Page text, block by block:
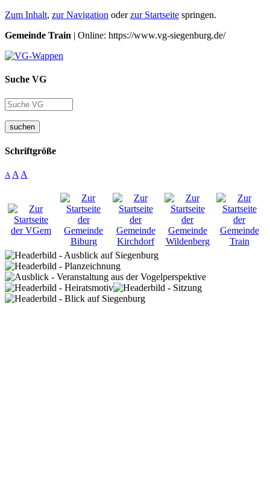
Zum Inhalt, zur Navigation oderzur Startseite springen.
Gemeinde Train | Online: https://www.vg-siegenburg.de/
Suche VG
suchen
Schriftgröße
A A A